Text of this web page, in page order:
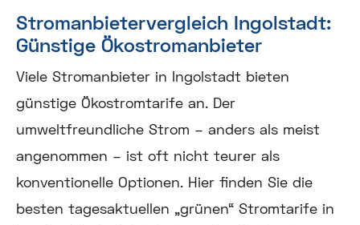
Stromanbietervergleich Ingolstadt:
Günstige Ökostromanbieter
Viele Stromanbieter in Ingolstadt bieten
günstige Ökostromtarife an. Der
umweltfreundliche Strom – anders als meist
angenommen – ist oft nicht teurer als
konventionelle Optionen. Hier finden Sie die
besten tagesaktuellen „grünen“ Stromtarife in